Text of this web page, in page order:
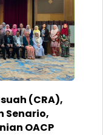
(CRA),
Senario,
OACP